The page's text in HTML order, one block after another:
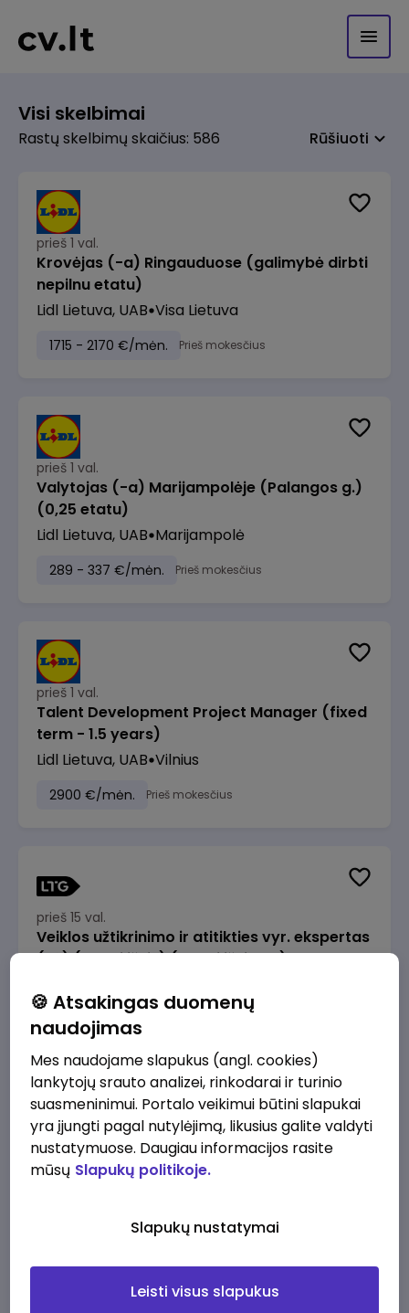
Visi skelbimai
Rastų skelbimų skaičius: 586 Rūšiuoti
prieš 1 val.
Krovėjas (-a) Ringauduose (galimybė dirbti
nepilnu etatu)
Lidl Lietuva, UAB Visa Lietuva
1715 - 2170 €/mėn. Prieš mokesčius
prieš 1 val.
Valytojas (-a) Marijampolėje (Palangos g.)
(0,25 etatu)
Lidl Lietuva, UAB Marijampolė
289 - 337 €/mėn. Prieš mokesčius
prieš 1 val.
Talent Development Project Manager (fixed
term - 1.5 years)
Lidl Lietuva, UAB Vilnius
2900 €/mėn. Prieš mokesčius
prieš 15 val.
Veiklos užtikrinimo ir atitikties vyr. ekspertas
(-ė) (Radviliškis) (Radviliškis, LT)
2610 - 3910 €/mėn.
prieš 15 val.
Veiklos užtikrinimo ir atitikties vyr. ekspertas
(-ė) (Kaunas) (Kaunas, LT)
🍪 Atsakingas duomenų
naudojimas
Mes naudojame slapukus (angl. cookies)
lankytojų srauto analizei, rinkodarai ir turinio
suasmeninimui. Portalo veikimui būtini slapukai
yra įjungti pagal nutylėjimą, likusius galite valdyti
nustatymuose. Daugiau informacijos rasite
mūsų Slapukų politikoje.
Slapukų nustatymai
Leisti visus slapukus